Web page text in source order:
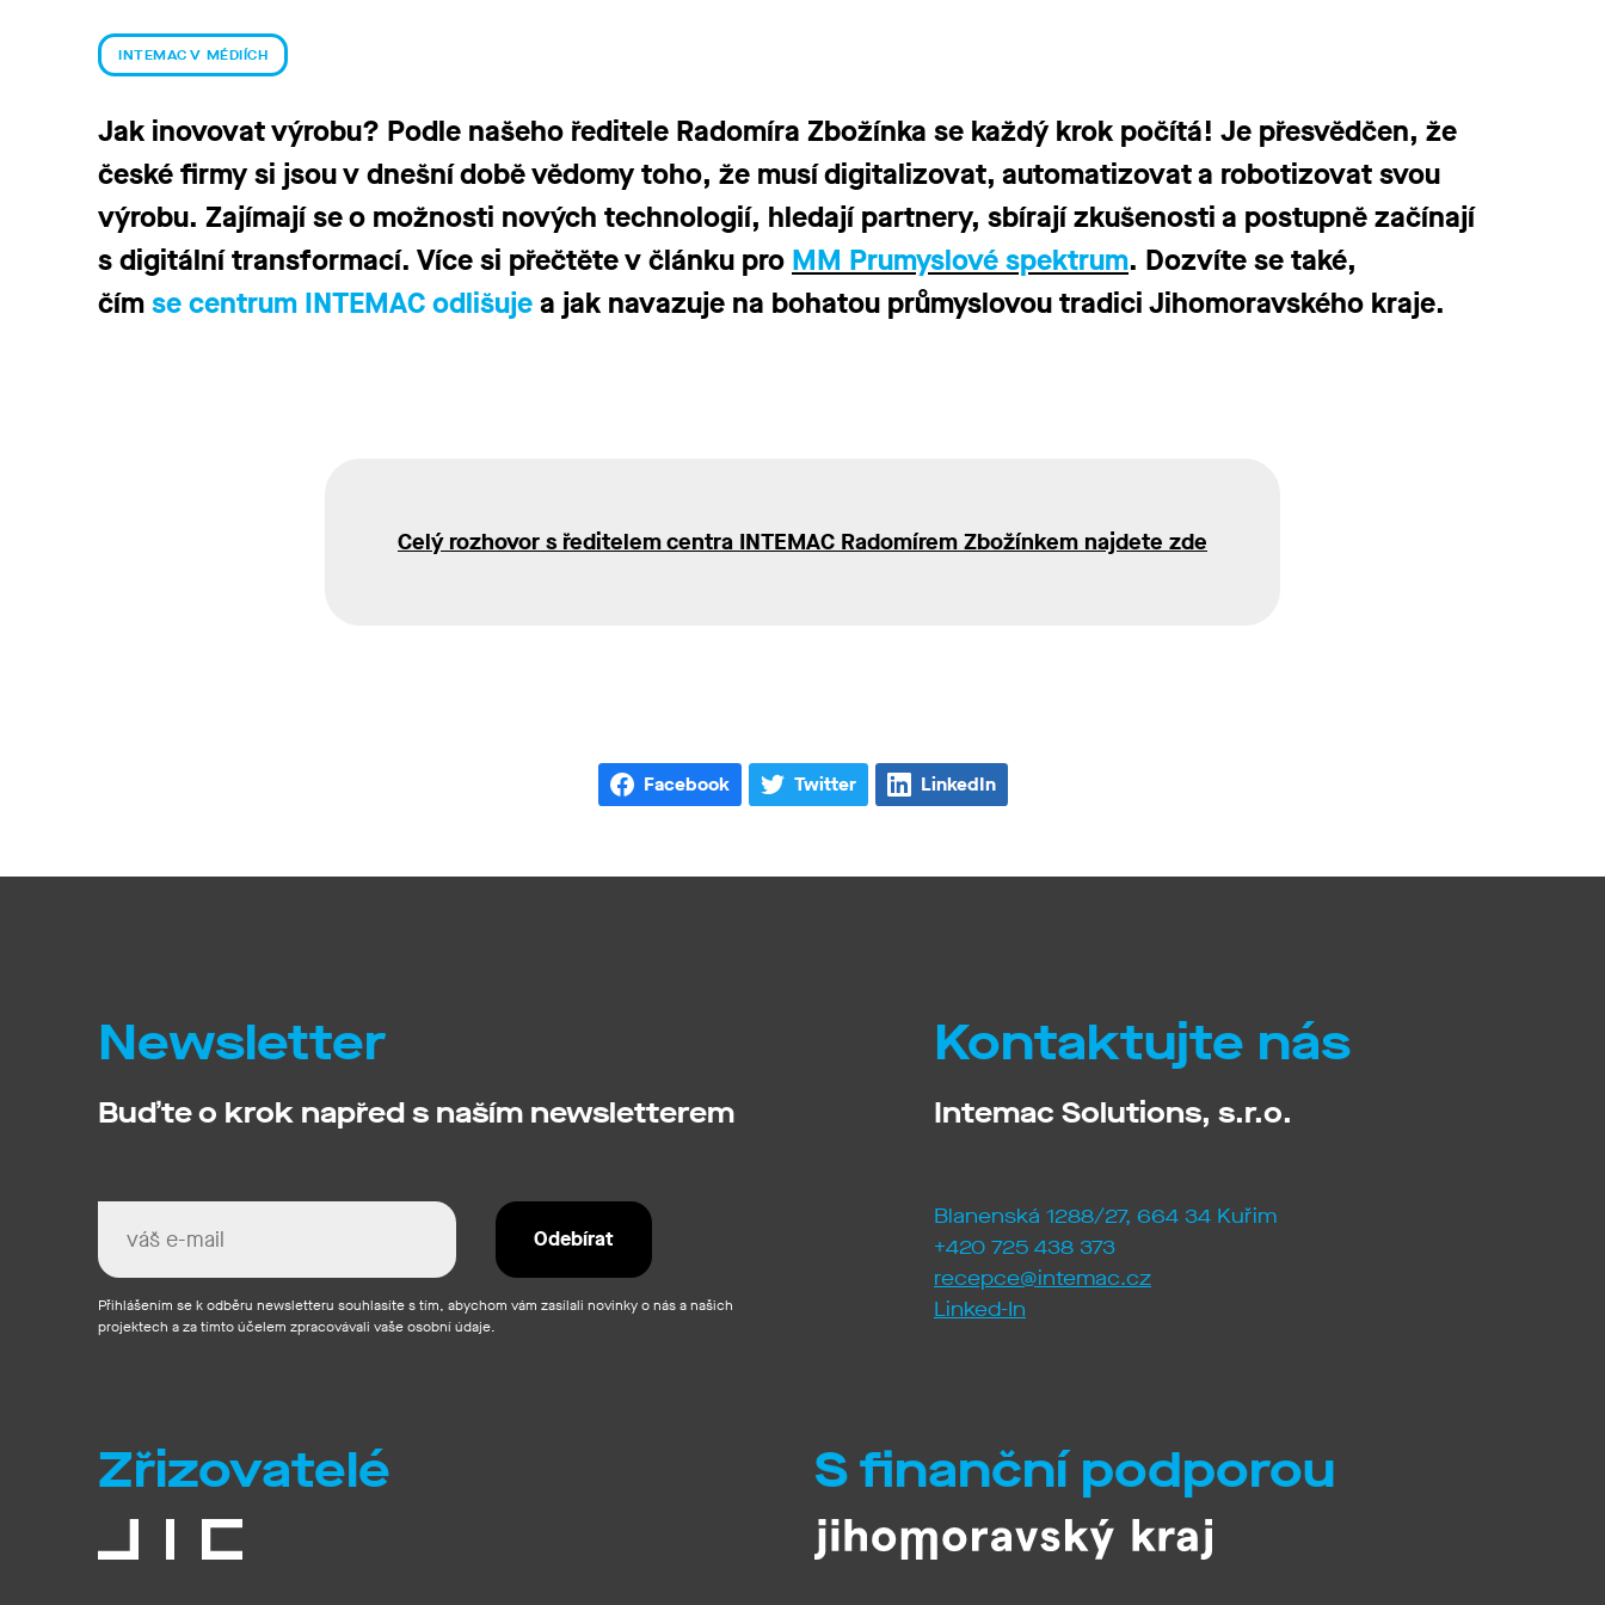
INTEMAC V MÉDIÍCH
Jak inovovat výrobu? Podle našeho ředitele Radomíra Zbožínka se každý krok počítá! Je přesvědčen, že
české firmy si jsou v dnešní době vědomy toho, že musí digitalizovat, automatizovat a robotizovat svou
výrobu. Zajímají se o možnosti nových technologií, hledají partnery, sbírají zkušenosti a postupně začínají
s digitální transformací. Více si přečtěte v článku pro MM Prumyslové spektrum. Dozvíte se také,
čímse centrum INTEMAC odlišujea jak navazuje na bohatou průmyslovou tradici Jihomoravského kraje.
Celý rozhovor s ředitelem centra INTEMAC Radomírem Zbožínkem najdete zde
Facebook Twitter LinkedIn
Newsletter
Buďte o krok napřed s naším newsletterem
Přihlášením se k odběru newsletteru souhlasíte s tím, abychom vám zasílali novinky o nás a našich
projektech a za tímto účelem zpracovávali vaše osobní údaje.
Kontaktujte nás
Intemac Solutions, s.r.o.
Blanenská 1288/27, 664 34 Kuřim
+420 725 438 373
recepce@intemac.cz
Linked-In
Zřizovatelé S finanční podporou